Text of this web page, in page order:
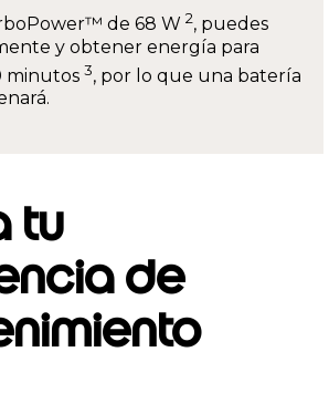
de 68 W 2, puedes
y obtener energía para
minutos 3, por lo que una batería
tu
de